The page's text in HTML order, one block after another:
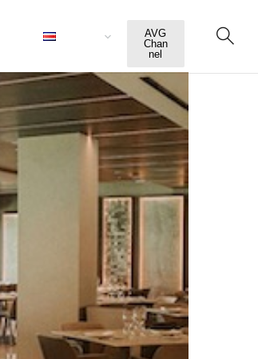
ESPAÑOL
AVG
Chan
nel